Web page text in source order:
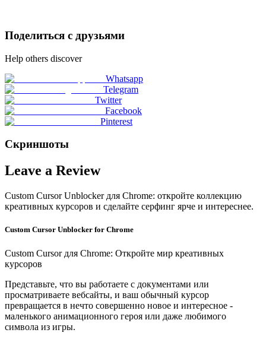
Поделиться с друзьями
Help others discover
Whatsapp
Telegram
Twitter
Facebook
Pinterest
Скриншоты
Leave a Review
Custom Cursor Unblocker для Chrome: откройте коллекцию
креативных курсоров и сделайте серфинг ярче и интереснее.
Custom Cursor Unblocker for Chrome
Custom Cursor для Chrome: Откройте мир креативных
курсоров
Представьте, что вы работаете с документами или
просматриваете вебсайты, и ваш обычный курсор
превращается в нечто совершенно новое и интересное -
маленького анимационного героя или даже любимого
символа из игры.